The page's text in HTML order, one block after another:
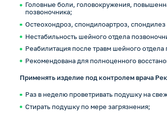
Головные боли, головокружения,
позвоночника;
Остеохондроз, спондилоартроз,
Нестабильность шейного отдела
Реабилитация после травм шейного отдела
Рекомендована для полноценного
Применять изделие под контролем врача
Раз в неделю проветривать подушку на
Стирать подушку по мере загрязнения;